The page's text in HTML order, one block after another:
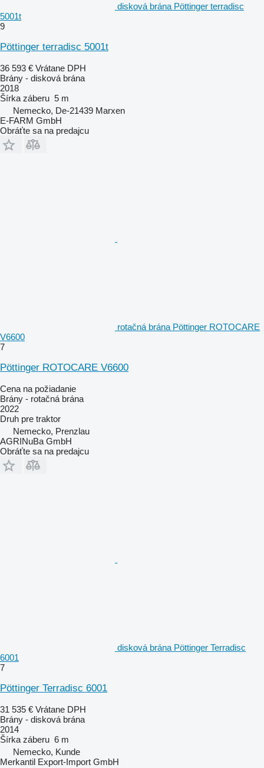
disková brána Pöttinger terradisc
5001t
9
Pöttinger terradisc 5001t
36 593 € Vrátane DPH
Brány - disková brána
2018
Šírka záberu 5 m
Nemecko, De-21439 Marxen
E-FARM GmbH
Obráťte sa na predajcu
rotačná brána Pöttinger ROTOCARE
V6600
7
Pöttinger ROTOCARE V6600
Cena na požiadanie
Brány - rotačná brána
2022
Druh pre traktor
Nemecko, Prenzlau
AGRINuBa GmbH
Obráťte sa na predajcu
disková brána Pöttinger Terradisc
6001
7
Pöttinger Terradisc 6001
31 535 € Vrátane DPH
Brány - disková brána
2014
Šírka záberu 6 m
Nemecko, Kunde
Merkantil Export-Import GmbH